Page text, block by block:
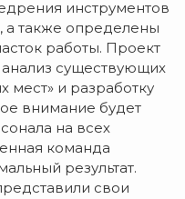
инструментов
а также определены
работы. Проект
существующих
мест» и разработку
внимание будет
на всех
команда
результат.
свои